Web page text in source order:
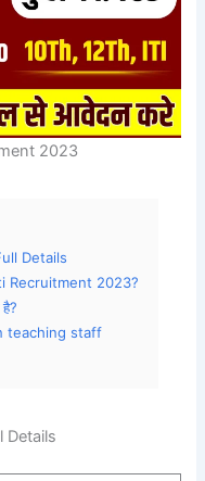
2023
Details
Recruitment 2023?
teaching staff
Details